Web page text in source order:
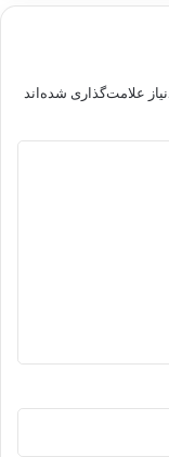
علامت‌گذاری شده‌اند